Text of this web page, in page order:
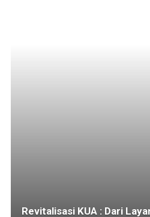
Revitalisasi KUA : Dari